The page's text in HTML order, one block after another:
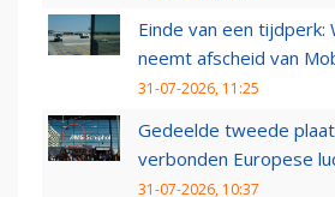
Einde van een tijdperk:
neemt afscheid van
31-07-2026, 11:25
Gedeelde tweede
verbonden Europese
31-07-2026, 10:37